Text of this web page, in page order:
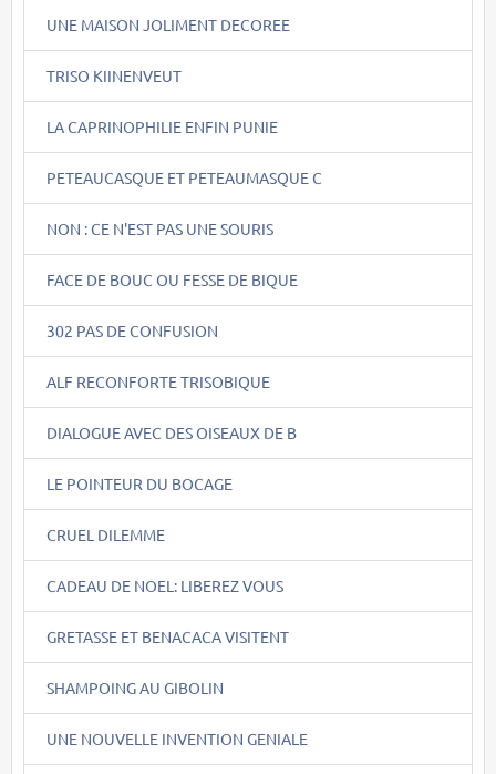
UNE MAISON JOLIMENT DECOREE
TRISO KIINENVEUT
LA CAPRINOPHILIE ENFIN PUNIE
PETEAUCASQUE ET PETEAUMASQUE C
NON : CE N'EST PAS UNE SOURIS
FACE DE BOUC OU FESSE DE BIQUE
302 PAS DE CONFUSION
ALF RECONFORTE TRISOBIQUE
DIALOGUE AVEC DES OISEAUX DE B
LE POINTEUR DU BOCAGE
CRUEL DILEMME
CADEAU DE NOEL: LIBEREZ VOUS
GRETASSE ET BENACACA VISITENT
SHAMPOING AU GIBOLIN
UNE NOUVELLE INVENTION GENIALE